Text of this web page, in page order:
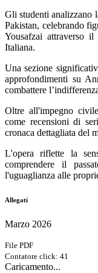
Gli studenti analizzano
Pakistan, celebrando
Yousafzai attraverso
Italiana.
Una sezione
approfondimenti su
combattere
Oltre all'impegno
come recensioni di
cronaca dettagliata del
L'opera riflette la
comprendere il
l'uguaglianza alle
Allegati
Marzo 2026
File PDF
Contatore click: 41
Caricamento...